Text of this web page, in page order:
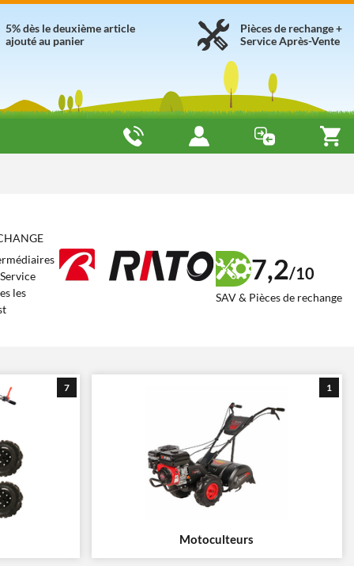
Pièces de rechange +
Service Après-Vente
5% dès le deuxième article
ajouté au panier
les
7,2/10
SAV & Pièces de rechange
7
Motoculteurs
1